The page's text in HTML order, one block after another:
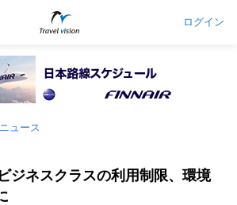
ログイン
ュース
ジネスクラスの利用制限、環境